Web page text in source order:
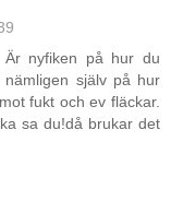
Är nyfiken på hur du
själv på hur
fukt och ev fläckar.
sa du!då brukar det